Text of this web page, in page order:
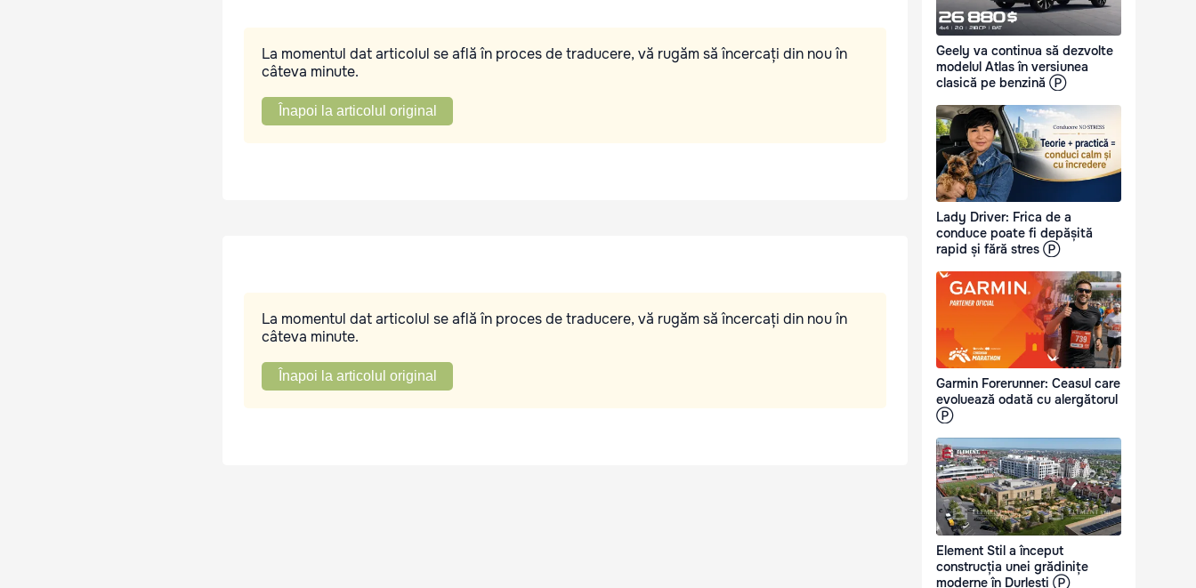
La momentul dat articolul se află în proces de traducere, vă rugăm să încercați din nou în
câteva minute.
Înapoi la articolul original
La momentul dat articolul se află în proces de traducere, vă rugăm să încercați din nou în
câteva minute.
Înapoi la articolul original
Geely va continua să dezvolte
modelul Atlas în versiunea
clasică pe benzină Ⓟ
Lady Driver: Frica de a
conduce poate fi depășită
rapid și fără stres Ⓟ
Garmin Forerunner: Ceasul care
evoluează odată cu alergătorul
Ⓟ
Element Stil a început
construcția unei grădinițe
moderne în Durlești Ⓟ